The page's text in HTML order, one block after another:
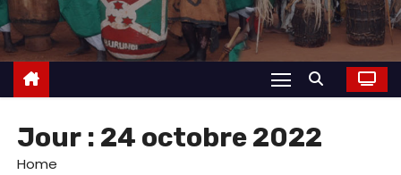
Jour : 24 octobre 2022
Home